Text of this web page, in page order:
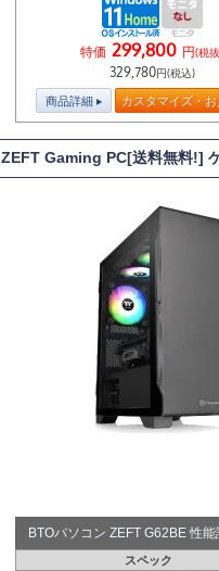
特価 299,800 円(税
329,780円(税込)
商品詳細 カスタマイズ・
ZEFT Gaming PC[送料無料!]
BTOパソコン ZEFT G62BE 性
スペック